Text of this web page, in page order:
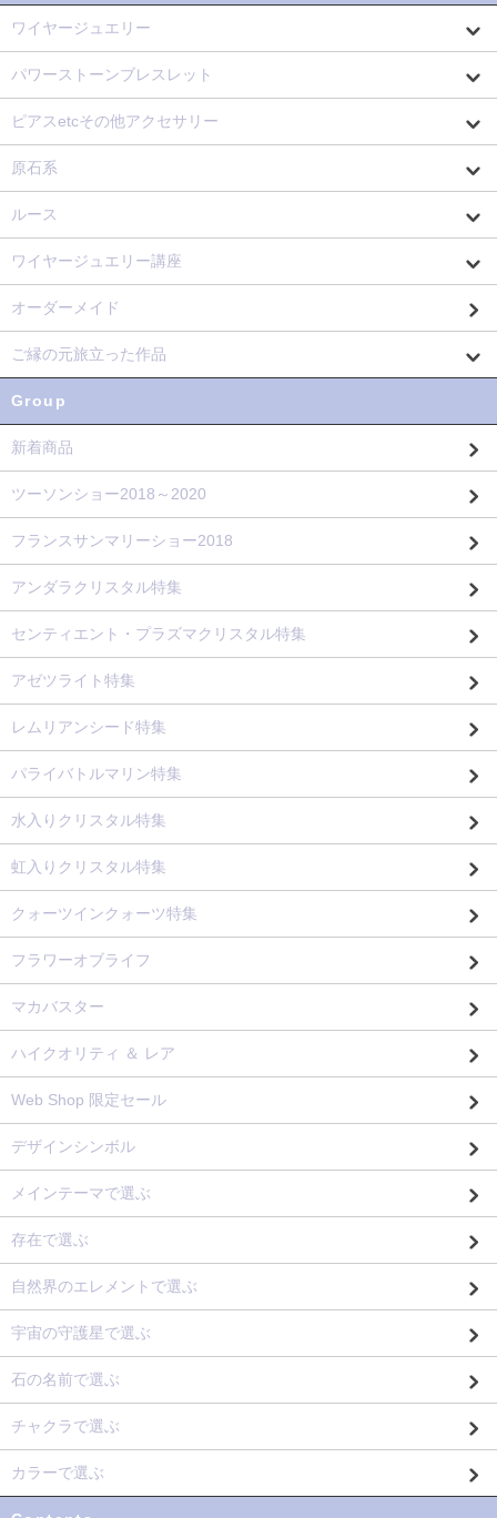
ワイヤージュエリー
パワーストーンブレスレット
ピアスetcその他アクセサリー
原石系
ルース
ワイヤージュエリー講座
オーダーメイド
ご縁の元旅立った作品
Group
新着商品
ツーソンショー2018～2020
フランスサンマリーショー2018
アンダラクリスタル特集
センティエント・プラズマクリスタル特集
アゼツライト特集
レムリアンシード特集
パライバトルマリン特集
水入りクリスタル特集
虹入りクリスタル特集
クォーツインクォーツ特集
フラワーオブライフ
マカバスター
ハイクオリティ ＆ レア
Web Shop 限定セール
デザインシンボル
メインテーマで選ぶ
存在で選ぶ
自然界のエレメントで選ぶ
宇宙の守護星で選ぶ
石の名前で選ぶ
チャクラで選ぶ
カラーで選ぶ